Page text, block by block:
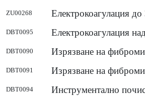
ZU00268 Електрокоагулация до
DBT0095 Електрокоагулация
DBT0090 Изрязване на
DBT0091 Изрязване на
DBT0094 Инструментално